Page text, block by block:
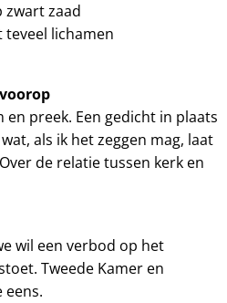
zwart zaad
teveel lichamen
en preek. Een gedicht in plaats
als ik het zeggen mag, laat
de relatie tussen kerk en
wil een verbod op het
Tweede Kamer en
eens.